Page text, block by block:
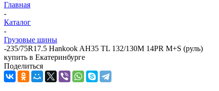
Главная
-
Каталог
-
Грузовые шины
-235/75R17.5 Hankook AH35 TL 132/130M 14PR M+S (руль)
купить в Екатеринбурге
Поделиться